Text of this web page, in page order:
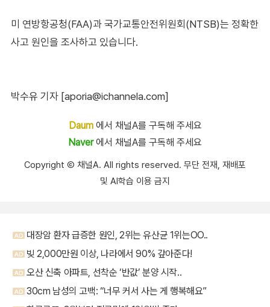
미 연방항공청(FAA)과 국가교통안전위원회(NTSB)는 정확한
사고 원인을 조사하고 있습니다.
박수유 기자 [aporia@ichannela.com]
Daum에서 채널A를 구독해 주세요
Naver에서 채널A를 구독해 주세요
Copyright Ⓒ 채널A. All rights reserved. 무단 전재, 재배포
및 AI학습 이용 금지